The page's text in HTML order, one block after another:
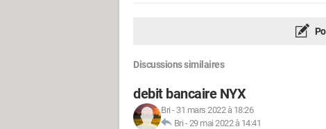
Discussions similaires
debit bancaire NYX
Bri - 31 mars 2022 à 18:26
Bri -29 mai 2022 à 14:41